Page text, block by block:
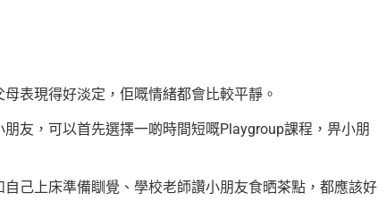
表現得好淡定，佢嘅情緒都會比較平靜。
友，可以首先選擇一啲時間短嘅Playgroup課程，畀小朋
己上床準備瞓覺、學校老師讚小朋友食晒茶點，都應該好